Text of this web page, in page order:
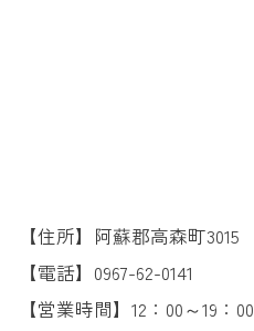
【住所】阿蘇郡高森町3015
【電話】0967-62-0141
【営業時間】12：00～19：00